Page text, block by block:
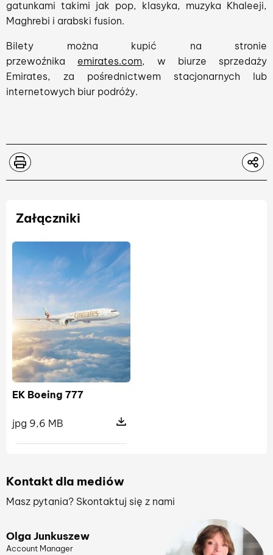
gatunkami takimi jak pop, klasyka, muzyka Khaleeji,
Maghrebi i arabski fusion.
Bilety można kupić na stronie
przewoźnika emirates.com, w biurze sprzedaży
Emirates, za pośrednictwem stacjonarnych lub
internetowych biur podróży.
Załączniki
EK Boeing 777
jpg 9,6 MB
Kontakt dla mediów
Masz pytania? Skontaktuj się z nami
Olga Junkuszew
Account Manager